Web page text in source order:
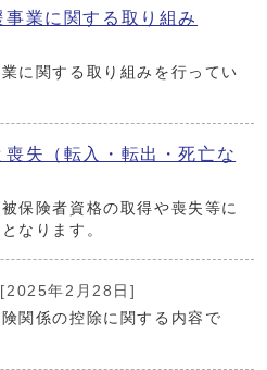
業に関する取り組み
に関する取り組みを行ってい
失（転入・転出・死亡な
保険者資格の取得や喪失等に
なります。
[2025年2月28日]
関係の控除に関する内容で